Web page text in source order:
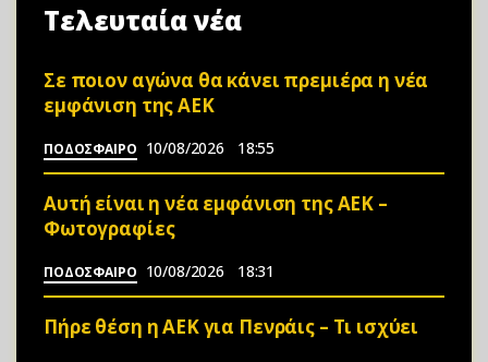
Τελευταία νέα
Σε ποιον αγώνα θα κάνει πρεμιέρα η νέα
εμφάνιση της ΑΕΚ
ΠΟΔΟΣΦΑΙΡΟ 10/08/2026 18:55
Αυτή είναι η νέα εμφάνιση της ΑΕΚ –
Φωτoγραφίες
ΠΟΔΟΣΦΑΙΡΟ 10/08/2026 18:31
Πήρε θέση η ΑΕΚ για Πενράις – Τι ισχύει